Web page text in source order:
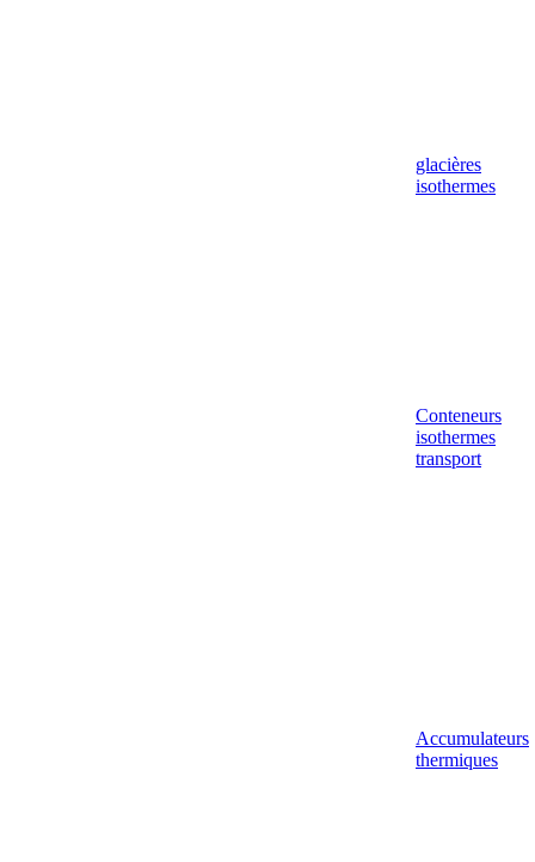
glacières
isothermes
Conteneurs
isothermes
transport
Accumulateurs
thermiques